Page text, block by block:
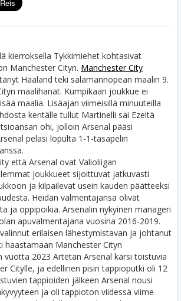
kierroksella Tykkimiehet kohtasivat
Manchester Cityn. Manchester City
Haaland teki salamannopean maalin 9.
maalihanat. Kumpikaan joukkue ei
maalia. Lisäajan viimeisillä minuuteilla
kentälle tullut Martinelli sai Ezeltä
ohi, jolloin Arsenal pääsi
pelasi lopulta 1-1-tasapelin
että Arsenal ovat Valioliigan
joukkueet sijoittuvat jatkuvasti
ja kilpailevat usein kauden päätteeksi
Heidän valmentajansa olivat
ja oppipoikia. Arsenalin nykyinen manageri
apuvalmentajana vuosina 2016-2019.
erilaisen lähestymistavan ja johtanut
haastamaan Manchester Cityn
vuotta 2023 Artetan Arsenal kärsi toistuvia
Citylle, ja edellinen pisin tappioputki oli 12
tappioiden jälkeen Arsenal nousi
ja oli tappioton viidessä viime